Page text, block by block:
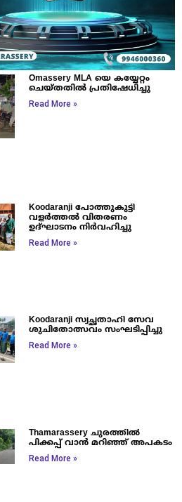
Omassery MLA യെ കയ്യേറ്റം
ചെയ്തതിൽ പ്രതിഷേധിച്ചു
Read More »
Koodaranji പോത്തുകുട്ടി
വളർത്തൽ വിതരണം
ഉദ്ഘാടനം നിർവഹിച്ചു
Read More »
Koodaranji സ്വച്ഛതാഹി സേവ
ശുചിതോത്സവം സംഘടിപ്പിച്ചു
Read More »
Thamarassery ചുരത്തിൽ
പിക്കപ്പ് വാൻ മറിഞ്ഞ് അപകടം
Read More »